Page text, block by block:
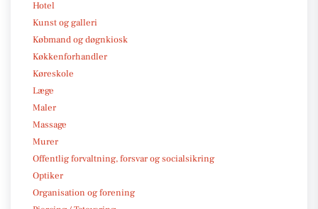
Hotel
Kunst og galleri
Købmand og døgnkiosk
Køkkenforhandler
Køreskole
Læge
Maler
Massage
Murer
Offentlig forvaltning, forsvar og socialsikring
Optiker
Organisation og forening